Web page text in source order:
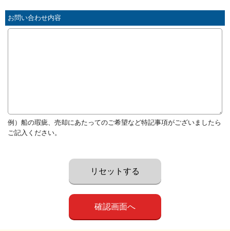
お問い合わせ内容
例）船の瑕疵、売却にあたってのご希望など特記事項がございましたら
ご記入ください。